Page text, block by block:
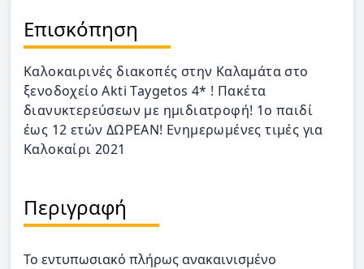
Επισκόπηση
Καλοκαιρινές διακοπές στην Καλαμάτα στο
ξενοδοχείο Akti Taygetos 4* ! Πακέτα
διανυκτερεύσεων με ημιδιατροφή! 1ο παιδί
έως 12 ετών ΔΩΡΕΑΝ! Ενημερωμένες τιμές για
Καλοκαίρι 2021
Περιγραφή
Το εντυπωσιακό πλήρως ανακαινισμένο